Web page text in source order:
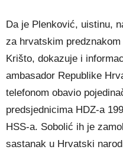
Da je Plenković, uistinu,
za hrvatskim
Krišto, dokazuje i
ambasador Republike
telefonom obavio
predsjednicima HDZ-a
HSS-a. Sobolić ih je
sastanak u Hrvatski